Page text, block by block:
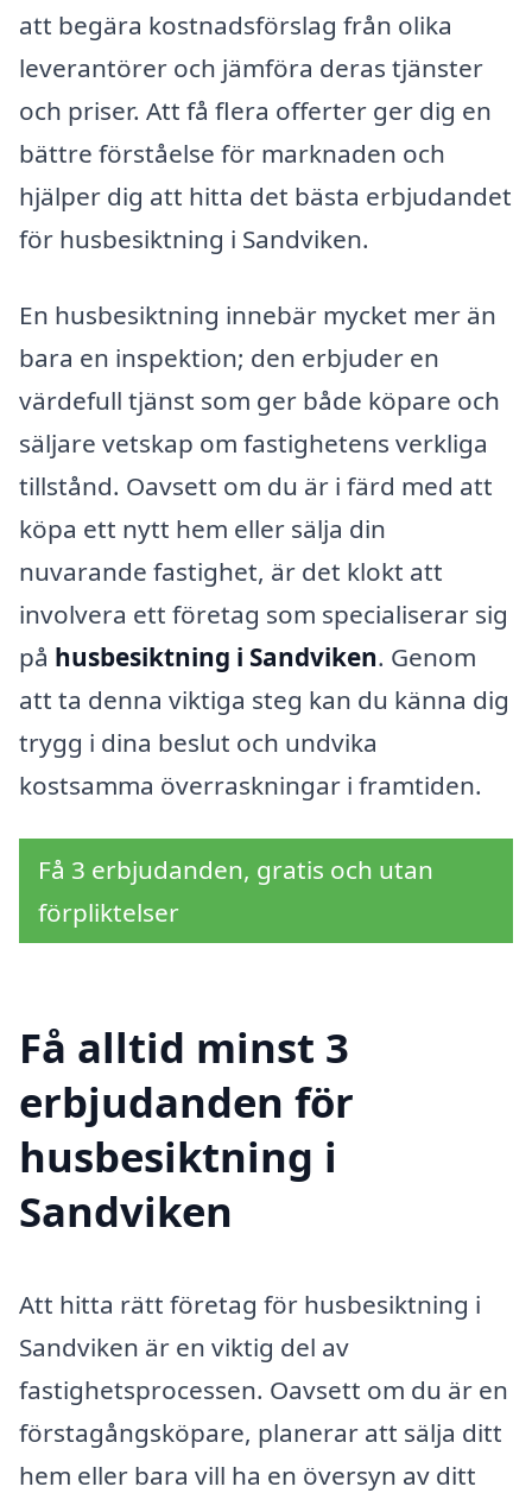
att begära kostnadsförslag från olika
leverantörer och jämföra deras tjänster
och priser. Att få flera offerter ger dig en
bättre förståelse för marknaden och
hjälper dig att hitta det bästa erbjudandet
för husbesiktning i Sandviken.
En husbesiktning innebär mycket mer än
bara en inspektion; den erbjuder en
värdefull tjänst som ger både köpare och
säljare vetskap om fastighetens verkliga
tillstånd. Oavsett om du är i färd med att
köpa ett nytt hem eller sälja din
nuvarande fastighet, är det klokt att
involvera ett företag som specialiserar sig
på husbesiktning i Sandviken. Genom
att ta denna viktiga steg kan du känna dig
trygg i dina beslut och undvika
kostsamma överraskningar i framtiden.
Få 3 erbjudanden, gratis och utan
förpliktelser
Få alltid minst 3
erbjudanden för
husbesiktning i
Sandviken
Att hitta rätt företag för husbesiktning i
Sandviken är en viktig del av
fastighetsprocessen. Oavsett om du är en
förstagångsköpare, planerar att sälja ditt
hem eller bara vill ha en översyn av ditt